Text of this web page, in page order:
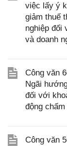
việc lấy ý
giảm thuế
nghiệp đối
và doanh
Công văn
Ngãi
đối với
động
Công văn